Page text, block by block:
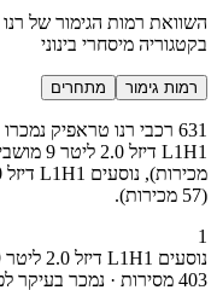
בקטגוריה מיסחרי בינוני
רמות גימור מתחרים
(57 מכירות).
1
נוסעים L1H1 דיזל 2.0 ליטר 9 מושבים
403 מסירות · נמכר בעיקר לפרטיים